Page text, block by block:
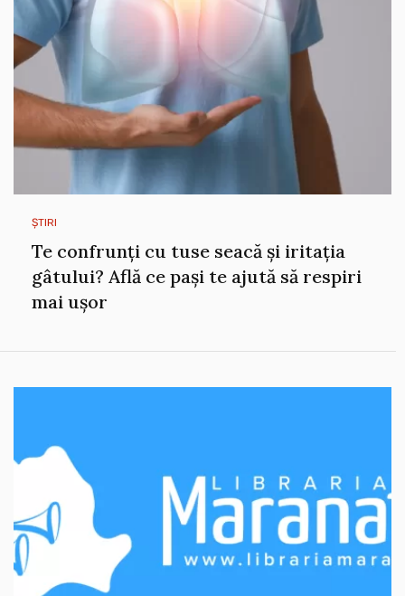
ȘTIRI
Te confrunți cu tuse seacă și iritația
gâtului? Află ce pași te ajută să respiri
mai ușor